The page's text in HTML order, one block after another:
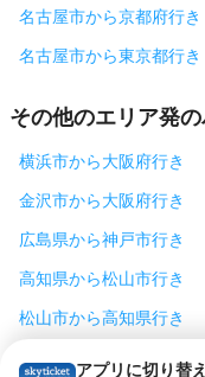
アプリに切り替
名古屋市から京都府行き
名古屋市から東京都行き
その他のエリア発
横浜市から大阪府行き
金沢市から大阪府行き
広島県から神戸市行き
高知県から松山市行き
松山市から高知県行き
松本市から東京都行き